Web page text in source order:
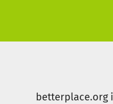
betterplace.org